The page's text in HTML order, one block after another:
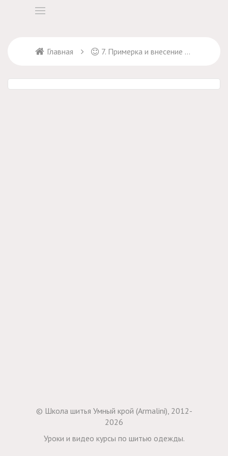
Главная 7. Примерка и внесение поправок
© Школа шитья Умный крой (Armalini), 2012-
2026
Уроки и видео курсы по шитью одежды.